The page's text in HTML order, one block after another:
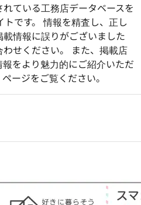
ている工務店データベースを
です。 情報を精査し、正し
情報に誤りがございました
せください。 また、掲載店
をより魅力的にご紹介いただ
ージをご覧ください。